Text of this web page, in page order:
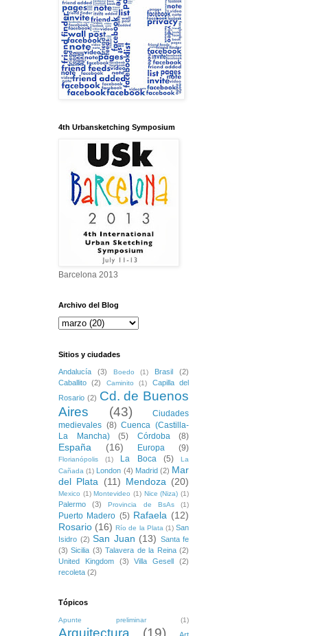
4th Urbansketching Symposium
Barcelona 2013
Archivo del Blog
Sitios y ciudades
Andalucía (3) Boedo (1) Brasil
(2)
Caballito
(2) Caminito (1)
Capilla del
Rosario (2) Cd. de Buenos
Aires
(43)
Ciudades
medievales (8) Cuenca (Castilla-
La Mancha)
(5) Córdoba (8)
España (16) Europa (9)
Florianópolis (1) La Boca (5)
La
Cañada (1) London (4) Madrid (2) Mar
del Plata (11) Mendoza (20)
Mexico (1) Montevideo (1) Nice (Niza) (1)
Palermo (3) Provincia de BsAs (1)
Puerto Madero (5) Rafaela (12)
Rosario (16) Río de la Plata (1) San
Isidro (2) San Juan (13) Santa fe
(3) Sicilia (3) Talavera de la Reina (2)
United Kingdom
(3) Villa Gesell
(2)
recoleta (2)
Tópicos
Apunte preliminar (1)